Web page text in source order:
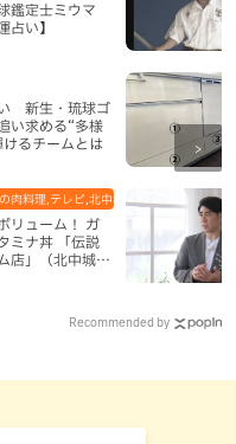
鑑定士ミウマ
占い】
い 新生・琉球ゴ
い求める“多様
るチームとは
リューム！ ガ
ミナ丼 「伝説
店」（北中城
肉料理,テレビ,北中城村,地域,本島中部
Recommended by